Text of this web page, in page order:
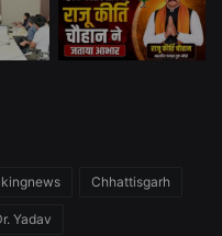
Chhattisgarh
Yadav